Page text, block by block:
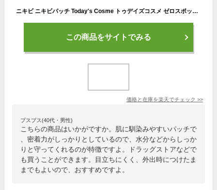
ニキビ ニキビパッチ Today's Cosme トゥデイズコスメ ゼロスポットパッチ 54パッチ ノーマル/CICA ニキビ跡 にきび跡 日本 おすすめ 人気 【ゆうパケット送料無料】
この商品をサイトでみる
価格と在庫を楽天でチェック >>
プスプス(40代・男性)
こちらの商品はいかがですか。肌に馴染みやすいパッチで
、密着力がしっかりとしているので、水分などからしっか
りと守ってくれるのが特徴ですよ。ドラッグストアなどで
も買うことができます。目立ちにくく、外出時につけたま
までもよいので、おすすめですよ。